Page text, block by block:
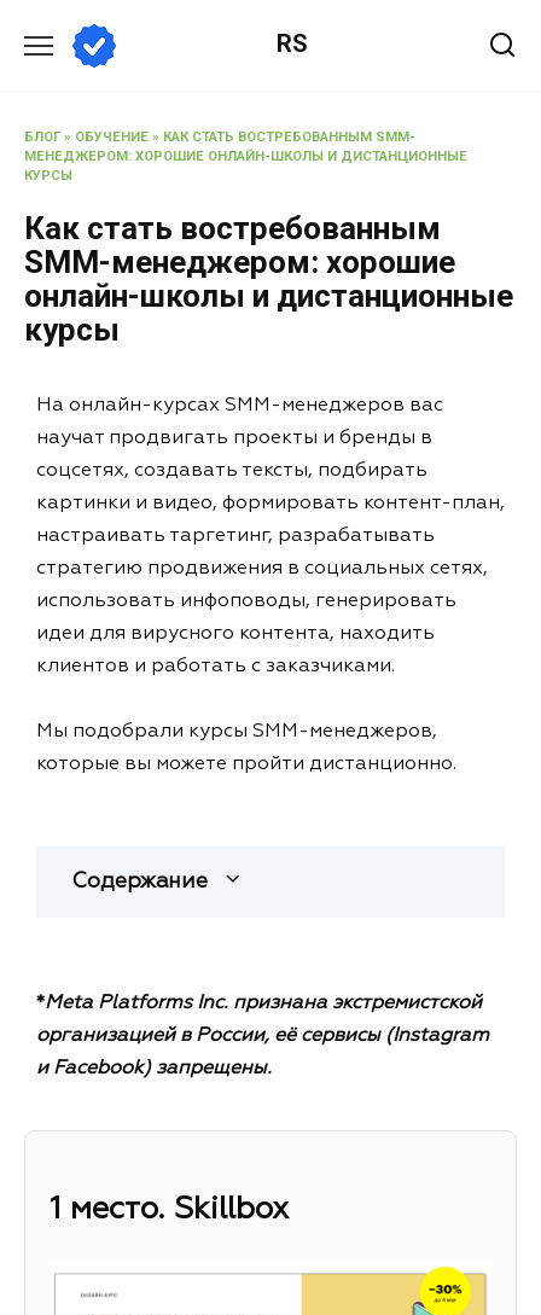
RS
БЛОГ» ОБУЧЕНИЕ » КАК СТАТЬ ВОСТРЕБОВАННЫМ SMM-
МЕНЕДЖЕРОМ: ХОРОШИЕ ОНЛАЙН-ШКОЛЫ И ДИСТАНЦИОННЫЕ
КУРСЫ
Как стать востребованным
SMM-менеджером: хорошие
онлайн-школы и дистанционные
курсы
На онлайн-курсах SMM-менеджеров вас
научат продвигать проекты и бренды в
соцсетях, создавать тексты, подбирать
картинки и видео, формировать контент-план,
настраивать таргетинг, разрабатывать
стратегию продвижения в социальных сетях,
использовать инфоповоды, генерировать
идеи для вирусного контента, находить
клиентов и работать с заказчиками.
Мы подобрали курсы SMM-менеджеров,
которые вы можете пройти дистанционно.
Содержание
*Meta Platforms Inc. признана экстремистской
организацией в России, её сервисы (Instagram
и Facebook) запрещены.
1 место. Skillbox